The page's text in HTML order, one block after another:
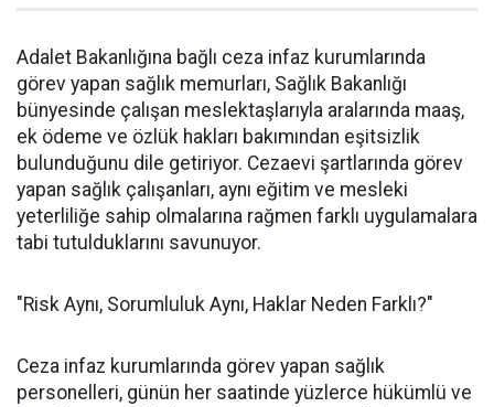
Adalet Bakanlığına bağlı ceza infaz kurumlarında
görev yapan sağlık memurları, Sağlık Bakanlığı
bünyesinde çalışan meslektaşlarıyla aralarında maaş,
ek ödeme ve özlük hakları bakımından eşitsizlik
bulunduğunu dile getiriyor. Cezaevi şartlarında görev
yapan sağlık çalışanları, aynı eğitim ve mesleki
yeterliliğe sahip olmalarına rağmen farklı uygulamalara
tabi tutulduklarını savunuyor.
"Risk Aynı, Sorumluluk Aynı, Haklar Neden Farklı?"
Ceza infaz kurumlarında görev yapan sağlık
personelleri, günün her saatinde yüzlerce hükümlü ve